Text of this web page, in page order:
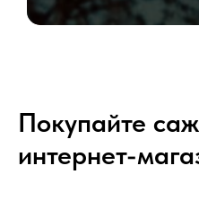
Покупайте
интернет-